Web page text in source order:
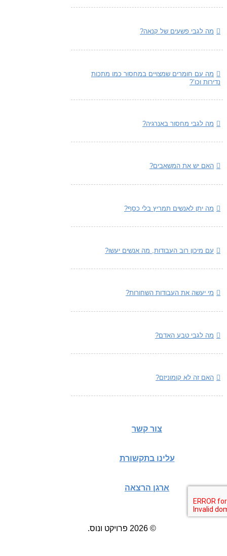
מה לגבי פשעים של קנאה?
מה עם חומרים שמצויים במחסור כמו מתכות
נדירות וכו’?
מה לגבי מחסור באנרגיה?
האם יש את המשאבים?
מה יתן לאנשים תמריץ בלי כסף?
עם מיכון רוב העבודות, מה אנשים יעשו?
מי יעשה את העבודות השחורות?
מה לגבי טבע האדם?
האם זה לא קומוניזם?
צור קשר
עלינו בתקשורת
ארגן הרצאה
© 2026 פרויקט ונוס.